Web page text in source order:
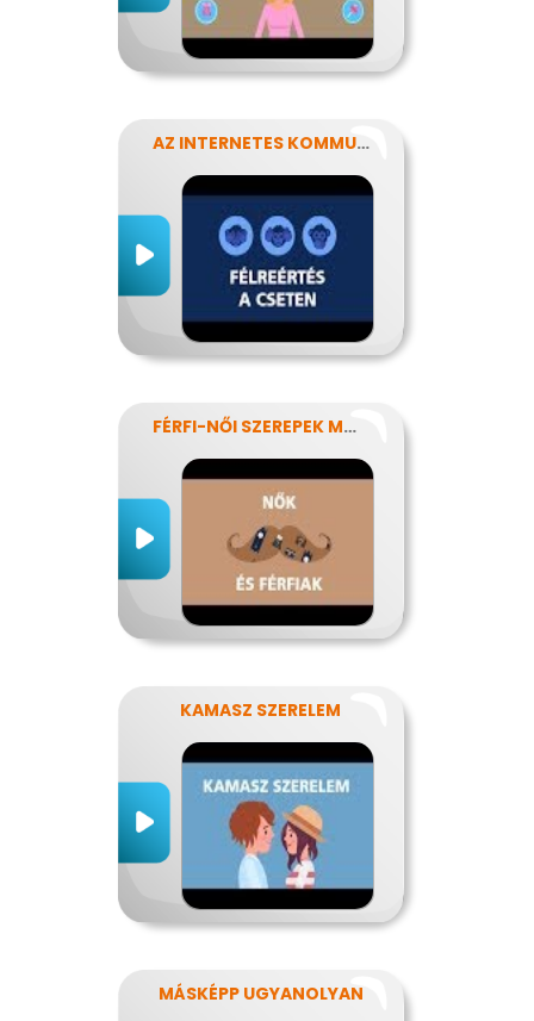
AZ INTERNETES KOMMUNIKÁCIÓ NÉHÁNY SAJÁTOSSÁGA
FÉRFI-NŐI SZEREPEK MODERN SZEMMEL
KAMASZ SZERELEM
MÁSKÉPP UGYANOLYAN